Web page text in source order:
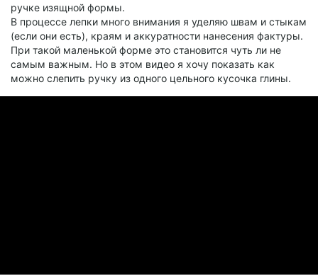
ручке изящной формы.
В процессе лепки много внимания я уделяю швам и стыкам
(если они есть), краям и аккуратности нанесения фактуры.
При такой маленькой форме это становится чуть ли не
самым важным. Но в этом видео я хочу показать как
можно слепить ручку из одного цельного кусочка глины.